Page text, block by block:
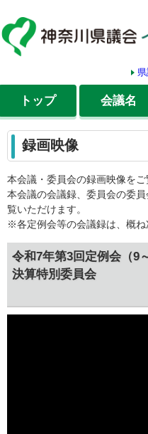
トップ 会議名
録画映像
本会議・委員会の録画映像をご
本会議の会議録、委員会の委員
覧いただけます。
※各定例会等の会議録は、概ね
令和7年第3回定例会（
決算特別委員会